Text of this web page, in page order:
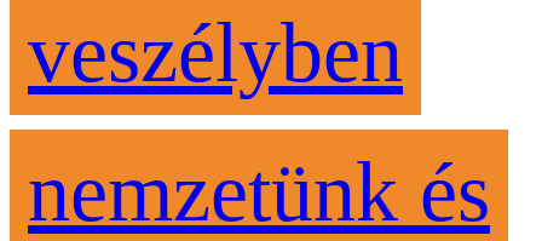
veszélyben
nemzetünk és